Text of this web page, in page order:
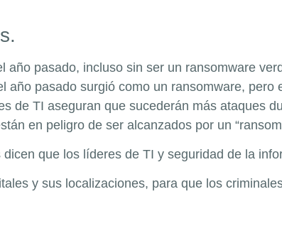
pasado, incluso sin ser un ransomware
pasado surgió como un ransomware, pero
de TI aseguran que sucederán más ataques
en peligro de ser alcanzados por un
que los líderes de TI y seguridad de la
y sus localizaciones, para que los